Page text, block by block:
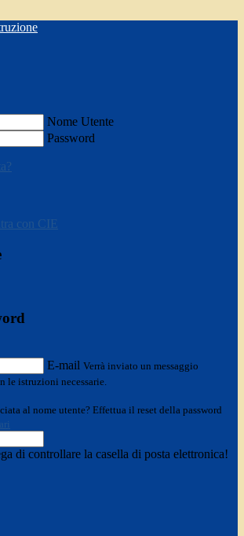
Nome Utente
Password
con CIE
E-mail Verrà inviato un messaggio
le istruzioni necessarie.
al nome utente? Effettua il reset della password
di controllare la casella di posta elettronica!